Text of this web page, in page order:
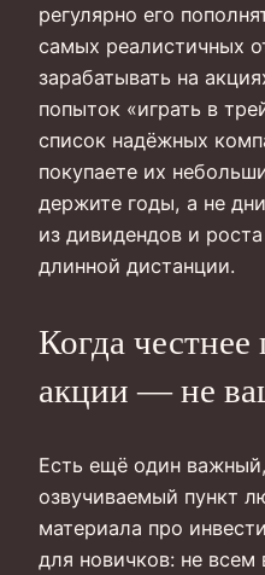
регулярно его
самых реалистичных
зарабатывать на
попыток «играть в
список надёжных
покупаете их
держите годы, а не
из дивидендов и
длинной дистанции.
Когда честнее
акции — не
Есть ещё один
озвучиваемый пункт
материала про
для новичков: не